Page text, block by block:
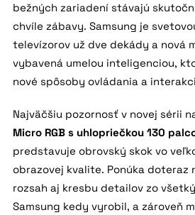
bežných zariadení stávajú
chvíle zábavy. Samsung je
televízorov už dve dekády a nová
vybavená umelou inteligenciou,
nové spôsoby ovládania a
Najväčšiu pozornosť v novej sérii
Micro RGB s uhlopriečkou 130
predstavuje obrovský skok vo
obrazovej kvalite. Ponúka doteraz
rozsah aj kresbu detailov zo
Samsung kedy vyrobil, a zároveň